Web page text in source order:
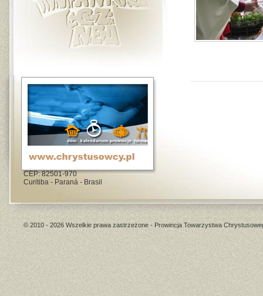
Rua Hermínio Cardoso, 119
CEP: 82501-970
Curitiba - Paraná - Brasil
© 2010 - 2026 Wszelkie prawa zastrzeżone - Prowincja Towarzystwa